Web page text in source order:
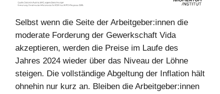
Selbst wenn die Seite der Arbeitgeber:innen die
moderate Forderung der Gewerkschaft Vida
akzeptieren, werden die Preise im Laufe des
Jahres 2024 wieder über das Niveau der Löhne
steigen. Die vollständige Abgeltung der Inflation hält
ohnehin nur kurz an. Bleiben die Arbeitgeber:innen